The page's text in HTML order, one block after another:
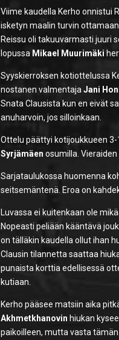
Viime kaudella Kerho onnistui
isketyn maalin turvin
Reissu oli takuuvarmasti juuri
lopussa Mikael Muurimäki
Syyskierroksen kotiottelussa
nostanen valmentajaJani
Snata Clausista kun en eivät
anuharvoin, jos silloinkaan.
Ottelu päättyi kotijoukkueen
Syrjämäen osumilla.
Sarjataulukossa huomenna
seitsemäntenä. Eroa on
Luvassa ei kuitenkaan ole
Nopeasti peliään kääntävä
on tälläkin kaudella ollut ihan
Clausin tilannetta saattaa
punaista korttia edellisessä
kutiaan.
Kerho pääsee matsiin aika
Akhmetkhanovin hiukan
paikoilleen, mutta vasta